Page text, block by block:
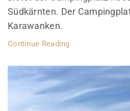
Südkärnten. Der
Karawanken.
Continue Reading